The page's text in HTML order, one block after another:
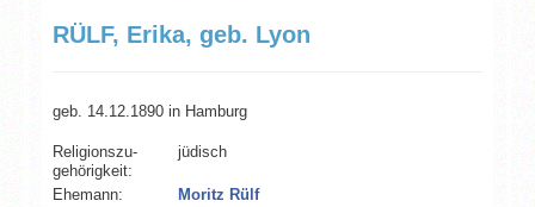
RÜLF, Erika, geb. Lyon
geb. 14.12.1890 in Hamburg
Religionszu­
gehörigkeit:
jüdisch
Ehemann:
Moritz Rülf